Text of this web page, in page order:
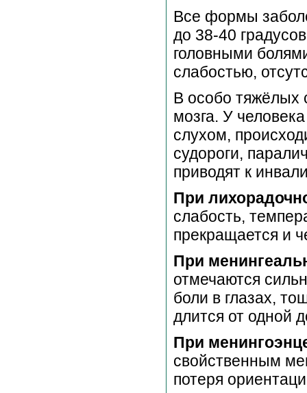
Все формы
до 38-40
головными
слабостью,
В особо тяжёлых
мозга. У
слухом,
судороги,
приводят к
При
слабость,
прекращается и
При
отмечаются
боли в глазах,
длится от одной
При
свойственным
потеря